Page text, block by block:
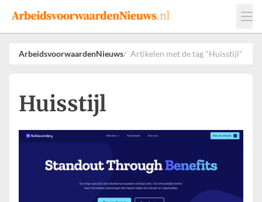
Events
Adverteren
Leveranciers
ArbeidsvoorwaardenNieuws Artikelen met de tag "Huisstijl"
Huisstijl